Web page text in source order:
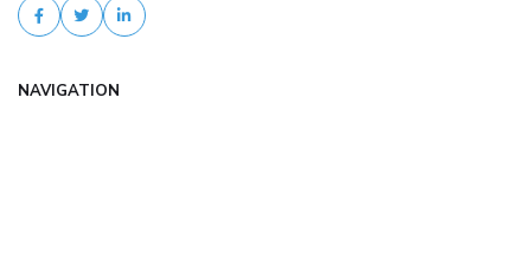
NAVIGATION